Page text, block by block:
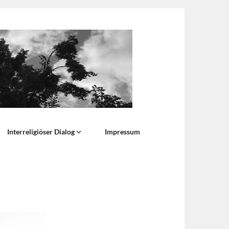
Interreligiöser Dialog Impressum